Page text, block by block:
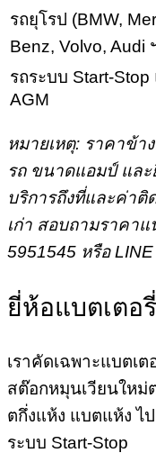
รถยุโรป (BMW,
Benz, Volvo, Audi
รถระบบ Start-
AGM
หมายเหตุ: ราคาข้า
รถ ขนาดแอมป์ และ
บริการถึงที่และค่า
เก่า สอบถามราคา
5951545 หรือ
ยี่ห้อแบตเตอ
เราคัดเฉพาะแบตเ
สต๊อกหมุนเวียนให
ตกึ่งแห้ง แบตแห้ง ไ
ระบบ Start-Stop